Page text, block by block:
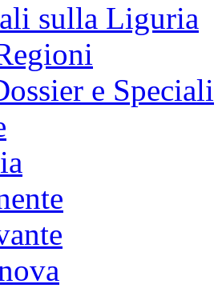
sulla Liguria
e Speciali